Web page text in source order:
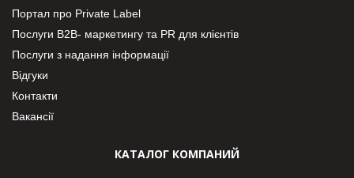
Портал про Private Label
Послуги В2В- маркетингу та PR для клієнтів
Послуги з надання інформації
Відгуки
Контакти
Вакансії
КАТАЛОГ КОМПАНИЙ